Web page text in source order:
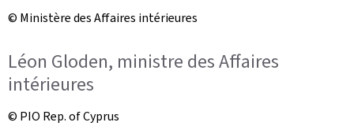
© Ministère des Affaires intérieures
Léon Gloden, ministre des Affaires
intérieures
© PIO Rep. of Cyprus